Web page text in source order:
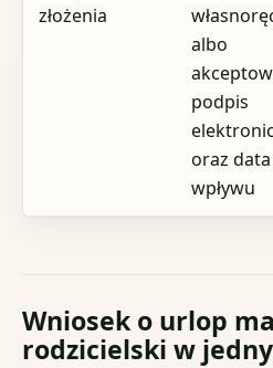
złożenia
albo
podpis
oraz data
wpływu
Wniosek o urlop
rodzicielski w